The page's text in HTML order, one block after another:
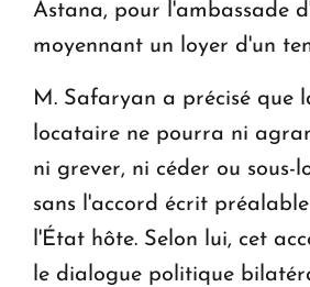
Astana, pour l'ambassade
moyennant un loyer d'un
M. Safaryan a précisé que
locataire ne pourra ni
ni grever, ni céder ou sous-
sans l'accord écrit
l'État hôte. Selon lui, cet
le dialogue politique